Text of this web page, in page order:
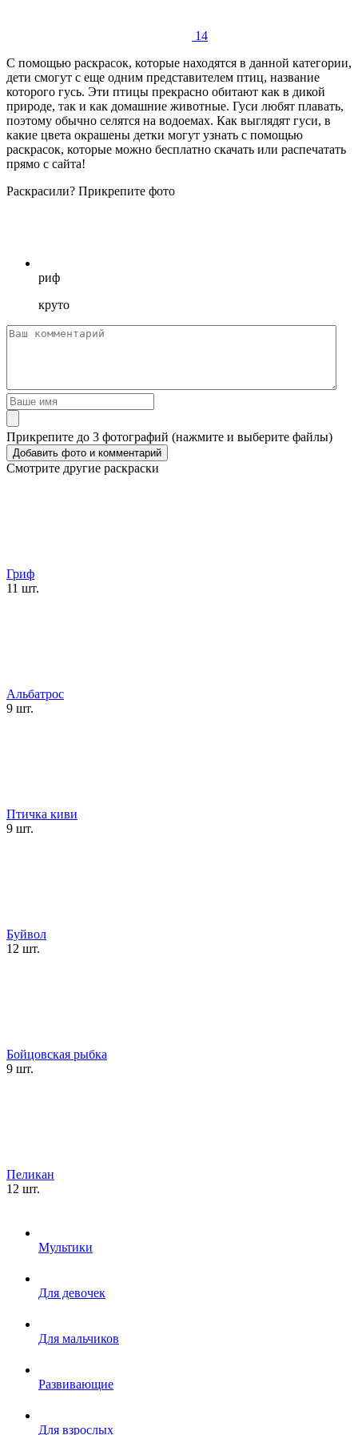
14
С помощью раскрасок, которые находятся в данной категории,
дети смогут с еще одним представителем птиц, название
которого гусь. Эти птицы прекрасно обитают как в дикой
природе, так и как домашние животные. Гуси любят плавать,
поэтому обычно селятся на водоемах. Как выглядят гуси, в
какие цвета окрашены детки могут узнать с помощью
раскрасок, которые можно бесплатно скачать или распечатать
прямо с сайта!
Раскрасили? Прикрепите фото
риф
круто
Прикрепите до 3 фотографий (нажмите и выберите файлы)
Смотрите другие раскраски
Гриф
11 шт.
Альбатрос
9 шт.
Птичка киви
9 шт.
Буйвол
12 шт.
Бойцовская рыбка
9 шт.
Пеликан
12 шт.
Мультики
Для девочек
Для мальчиков
Развивающие
Для взрослых